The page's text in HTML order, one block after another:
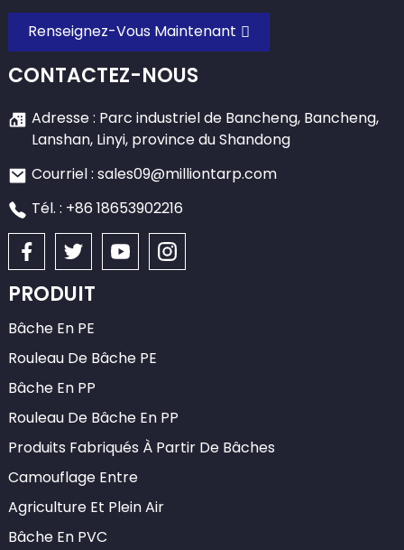
Renseignez-Vous Maintenant
CONTACTEZ-NOUS
Adresse : Parc industriel de Bancheng, Bancheng,
Lanshan, Linyi, province du Shandong
Courriel : sales09@milliontarp.com
Tél. : +86 18653902216
PRODUIT
Bâche En PE
Rouleau De Bâche PE
Bâche En PP
Rouleau De Bâche En PP
Produits Fabriqués À Partir De Bâches
Camouflage Entre
Agriculture Et Plein Air
Bâche En PVC